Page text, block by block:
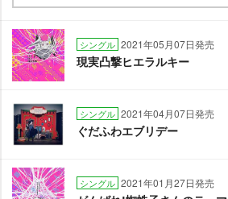
シングル 2021年05月07日発売
現実凸撃ヒエラルキー
シングル 2021年04月07日発売
ぐだふわエブリデー
シングル 2021年01月27日発売